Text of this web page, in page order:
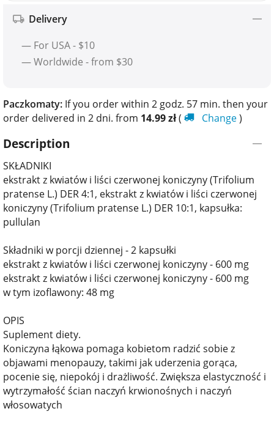
Delivery
— For USA - $10
— Worldwide - from $30
Paczkomaty: If you order within 2 godz. 57 min. then your
order delivered in 2 dni. from 14.99zł( Change)
Description
SKŁADNIKI
ekstrakt z kwiatów i liści czerwonej koniczyny (Trifolium
pratense L.) DER 4:1, ekstrakt z kwiatów i liści czerwonej
koniczyny (Trifolium pratense L.) DER 10:1, kapsułka:
pullulan
Składniki w porcji dziennej - 2 kapsułki
ekstrakt z kwiatów i liści czerwonej koniczyny - 600 mg
ekstrakt z kwiatów i liści czerwonej koniczyny - 600 mg
w tym izoflawony: 48 mg
OPIS
Suplement diety.
Koniczyna łąkowa pomaga kobietom radzić sobie z
objawami menopauzy, takimi jak uderzenia gorąca,
pocenie się, niepokój i drażliwość. Zwiększa elastyczność i
wytrzymałość ścian naczyń krwionośnych i naczyń
włosowatych